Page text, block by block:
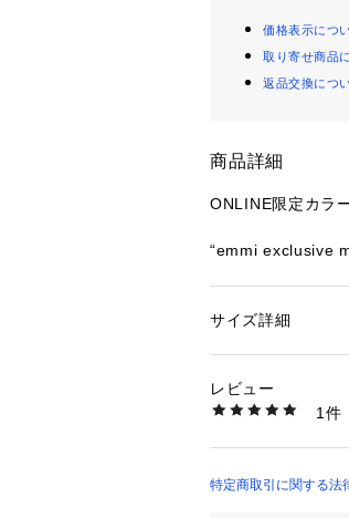
価格表示につ
取り寄せ商品
返品交換につ
商品詳細
ONLINE限定カラ
“emmi exclusive
性人気も高い
速乾性に優れ、ア
とし込んだカラー
す。
性別：レディース
商品番号：
SK-239UO-WHT （
サイズ詳細
レビュー
1件
特定商取引に関する法